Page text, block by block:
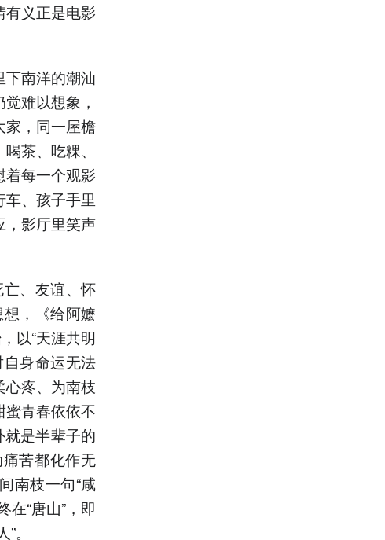
义正是电影
下南洋的潮汕
难以想象，
家，同一屋檐
茶、吃粿、
每一个观影
、孩子手里
，影厅里笑声
、友谊、怀
，《给阿嬷
以“天涯共明
身命运无法
疼、为南枝
蜜青春依依不
就是半辈子的
苦都化作无
南枝一句“咸
“唐山”，即
。